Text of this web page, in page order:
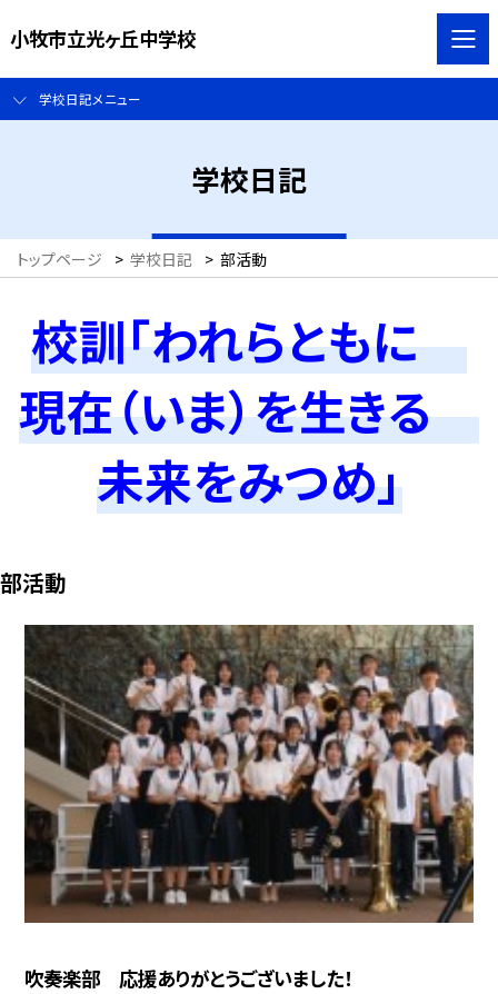
小牧市立光ヶ丘中学校
学校日記メニュー
学校日記
トップページ > 学校日記 > 部活動
校訓「われらともに
現在（いま）を生きる
未来をみつめ」
部活動
吹奏楽部 応援ありがとうございました！